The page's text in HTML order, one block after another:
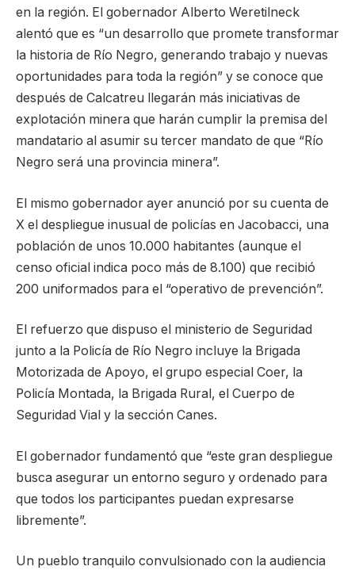
en la región. El gobernador Alberto Weretilneck
alentó que es “un desarrollo que promete transformar
la historia de Río Negro, generando trabajo y nuevas
oportunidades para toda la región” y se conoce que
después de Calcatreu llegarán más iniciativas de
explotación minera que harán cumplir la premisa del
mandatario al asumir su tercer mandato de que “Río
Negro será una provincia minera”.
El mismo gobernador ayer anunció por su cuenta de
X el despliegue inusual de policías en Jacobacci, una
población de unos 10.000 habitantes (aunque el
censo oficial indica poco más de 8.100) que recibió
200 uniformados para el “operativo de prevención”.
El refuerzo que dispuso el ministerio de Seguridad
junto a la Policía de Río Negro incluye la Brigada
Motorizada de Apoyo, el grupo especial Coer, la
Policía Montada, la Brigada Rural, el Cuerpo de
Seguridad Vial y la sección Canes.
El gobernador fundamentó que “este gran despliegue
busca asegurar un entorno seguro y ordenado para
que todos los participantes puedan expresarse
libremente”.
Un pueblo tranquilo convulsionado con la audiencia